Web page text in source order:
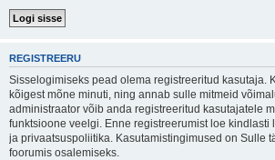
REGISTREERU
Sisselogimiseks pead olema registreeritud kasutaja.
kõigest mõne minuti, ning annab sulle mitmeid
administraator võib anda registreeritud kasutajatele
funktsioone veelgi. Enne registreerumist loe kindlasti
ja privaatsuspoliitika. Kasutamistingimused on Sulle
foorumis osalemiseks.